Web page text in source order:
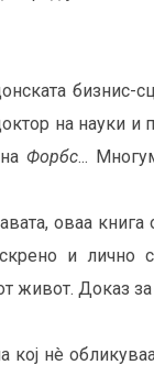
бизнис-
на науки
Форбс...
оваа книга
и лично
живот. Доказ
нè